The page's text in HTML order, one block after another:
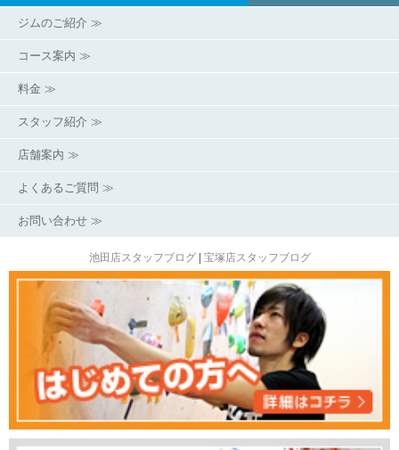
ジムのご紹介 ≫
コース案内 ≫
料金 ≫
スタッフ紹介 ≫
店舗案内 ≫
よくあるご質問 ≫
お問い合わせ ≫
池田店スタッフブログ| 宝塚店スタッフブログ